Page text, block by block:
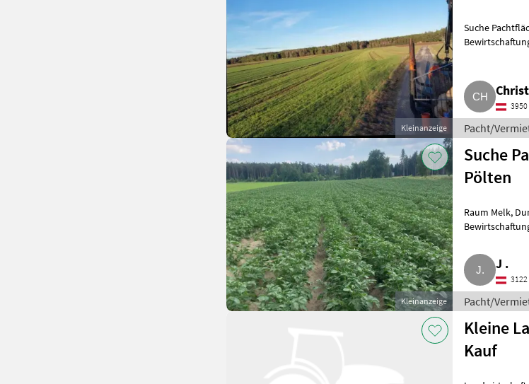
Kleinanzeige
Suche Pachtflächen im
Pacht/
Kleinanzeige
Suche
Pölten
Raum Melk, Dunkelsteinerwald und Umgebung. Biete ordentliche
J .
Pacht/
Kleine
Kauf